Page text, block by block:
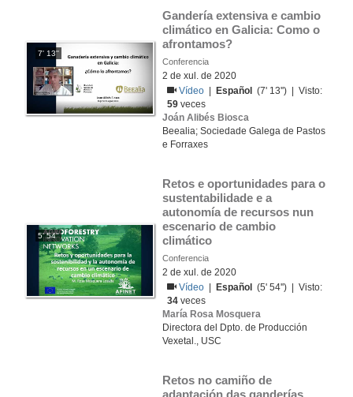
7' 13''
Gandería extensiva e cambio
climático en Galicia: Como o
afrontamos?
Conferencia
2 de xul. de 2020
Vídeo
Español
(7' 13'') | Visto:
59 veces
Joán Alibés Biosca
Beealia; Sociedade Galega de Pastos
e Forraxes
5' 54''
Retos e oportunidades para o
sustentabilidade e a
autonomía de recursos nun
escenario de cambio
climático
Conferencia
2 de xul. de 2020
Vídeo
Español
(5' 54'') | Visto:
34 veces
María Rosa Mosquera
Directora del Dpto. de Producción
Vexetal., USC
Retos no camiño de